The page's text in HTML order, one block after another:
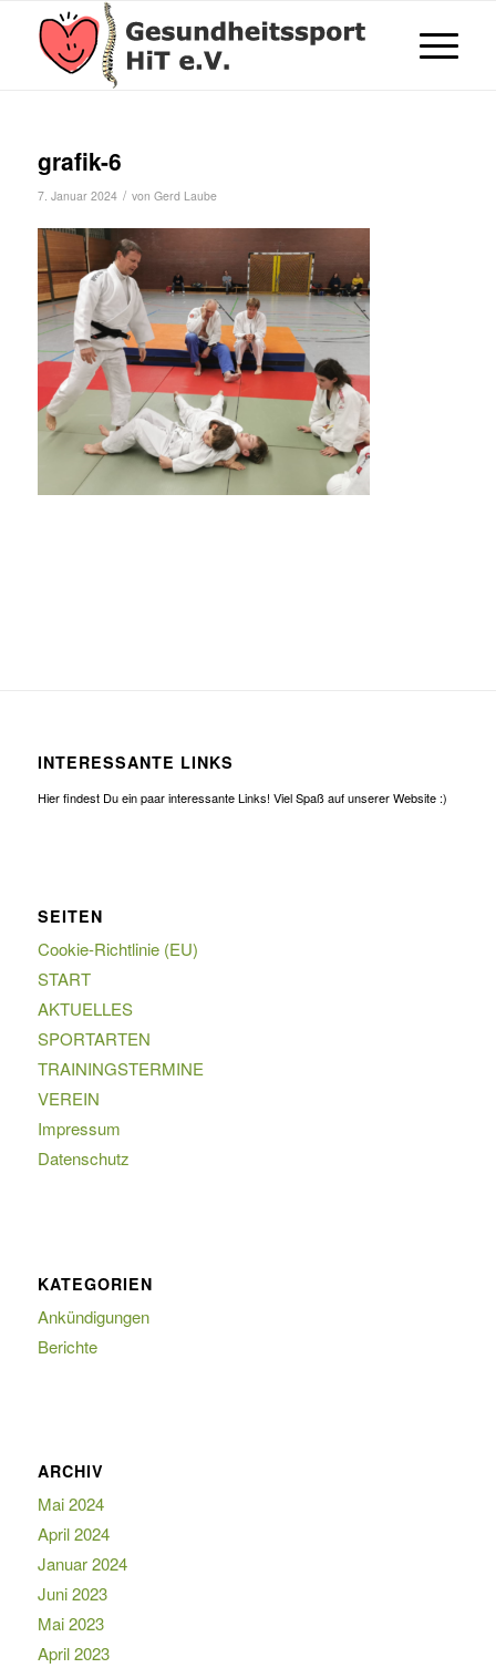
grafik-6
7. Januar 2024 / von Gerd Laube
INTERESSANTE LINKS
Hier findest Du ein paar interessante Links! Viel Spaß auf unserer Website :)
SEITEN
Cookie-Richtlinie (EU)
START
AKTUELLES
SPORTARTEN
TRAININGSTERMINE
VEREIN
Impressum
Datenschutz
KATEGORIEN
Ankündigungen
Berichte
ARCHIV
Mai 2024
April 2024
Januar 2024
Juni 2023
Mai 2023
April 2023